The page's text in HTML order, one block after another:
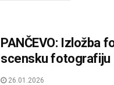
PANČEVO: Izložba
scensku fotografiju
26.01.2026